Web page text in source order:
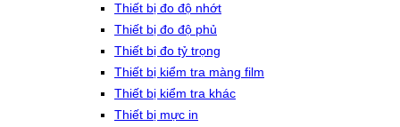
Thiết bị đo độ nhớt
Thiết bị đo độ phủ
Thiết bị đo tỷ trọng
Thiết bị kiểm tra màng film
Thiết bị kiểm tra khác
Thiết bị mực in